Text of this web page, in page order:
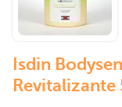
Isdin
Revitalizante